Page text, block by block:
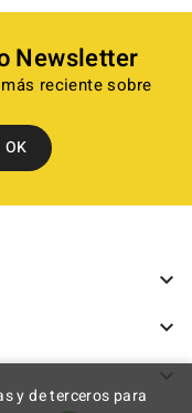
Newsletter
reciente sobre



y de terceros para